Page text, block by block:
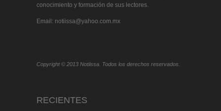
conocimiento y formación de sus lectores.
Email: notiissa@yahoo.com.mx
Copyright © 2013 Notiissa. Todos los derechos reservados.
RECIENTES